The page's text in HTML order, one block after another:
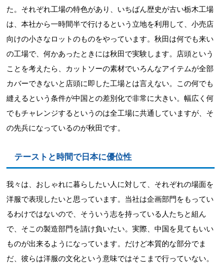
た。それぞれ工場の特色があり、いちばん歴史が古い栃木工場
は、本社から一時間半で行けるという立地を利用して、小売店
向けの小さなロットのものをやっています。秋田は何でも来い
の工場で、何かあったときには秋田で実験します。店頭という
ことを考えたら、カットソーの素材でいろんなアイテムが全部
カバーできないと店頭に即した工場とは言えない。この何でも
縫えるという条件が中国との差別化で非常に大きい。幅広く何
でもチャレンジするというのは全工場に共通していますが、そ
の先兵になっているのが秋田です。
テーストと時間で日本に優位性
我々は、おしゃれに暮らしたい人に対して、それぞれの場面を
洋服で表現したいと思っています。当社は企画部門をもってい
るわけではないので、そういう志を持っている人たちと組ん
で、そこの製造部門を請け負いたい。実際、中国を見てもいい
ものが出来るようになっています。だけど本質的な部分でま
だ、彼らは洋服の文化という意味ではそこまで行っていない。